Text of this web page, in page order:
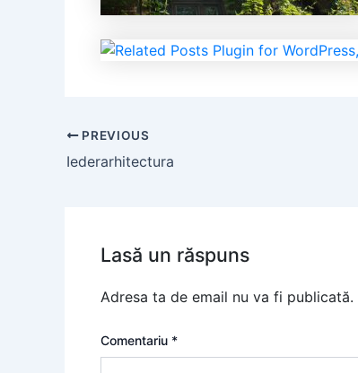
PREVIOUS
Iederarhitectura
Lasă un răspuns
Adresa ta de email nu va fi publicată.
Comentariu *